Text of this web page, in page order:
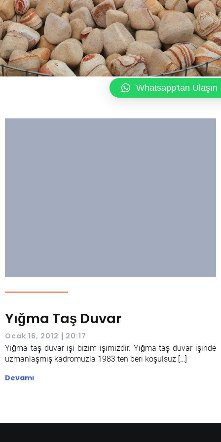
Yığma Taş Duvar
Ocak 16, 2012 | 20:17
Yığma taş duvar işi bizim işimizdir. Yığma taş duvar işinde
uzmanlaşmış kadromuzla 1983 ten beri koşulsuz […]
Devamı
Whatsapp'tan Ulaşın